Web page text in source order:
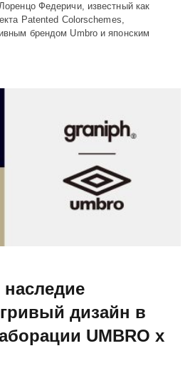
Федеричи, известный как
Patented Colorschemes,
брендом Umbro и японским
наследие
дизайн в
UMBRO x